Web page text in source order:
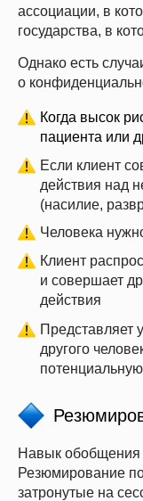
ассоциации, в
государства, в
Однако есть
о
Когда высок
пациента или
Если клиент
действия над
(насилие,
Человека
Клиент
и совершает
действия
Представляет
другого
Навык обобщения
Резюмирование
затронутые на
Успейте зафиксировать
до–20% на обучение